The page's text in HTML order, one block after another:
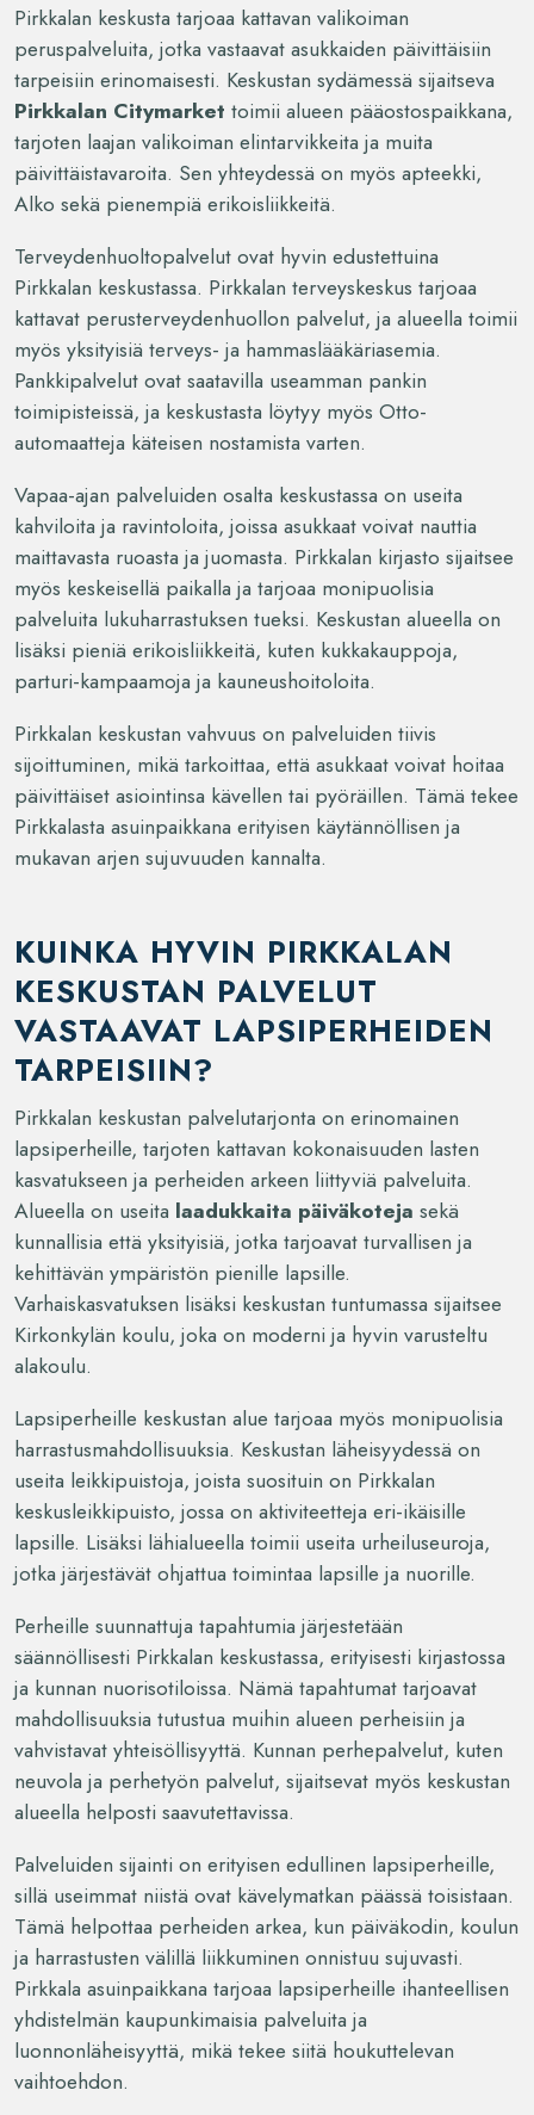
Pirkkalan keskusta tarjoaa kattavan valikoiman
peruspalveluita, jotka vastaavat asukkaiden päivittäisiin
tarpeisiin erinomaisesti. Keskustan sydämessä sijaitseva
Pirkkalan Citymarket toimii alueen pääostospaikkana,
tarjoten laajan valikoiman elintarvikkeita ja muita
päivittäistavaroita. Sen yhteydessä on myös apteekki,
Alko sekä pienempiä erikoisliikkeitä.
Terveydenhuoltopalvelut ovat hyvin edustettuina
Pirkkalan keskustassa. Pirkkalan terveyskeskus tarjoaa
kattavat perusterveydenhuollon palvelut, ja alueella toimii
myös yksityisiä terveys- ja hammaslääkäriasemia.
Pankkipalvelut ovat saatavilla useamman pankin
toimipisteissä, ja keskustasta löytyy myös Otto-
automaatteja käteisen nostamista varten.
Vapaa-ajan palveluiden osalta keskustassa on useita
kahviloita ja ravintoloita, joissa asukkaat voivat nauttia
maittavasta ruoasta ja juomasta. Pirkkalan kirjasto sijaitsee
myös keskeisellä paikalla ja tarjoaa monipuolisia
palveluita lukuharrastuksen tueksi. Keskustan alueella on
lisäksi pieniä erikoisliikkeitä, kuten kukkakauppoja,
parturi-kampaamoja ja kauneushoitoloita.
Pirkkalan keskustan vahvuus on palveluiden tiivis
sijoittuminen, mikä tarkoittaa, että asukkaat voivat hoitaa
päivittäiset asiointinsa kävellen tai pyöräillen. Tämä tekee
Pirkkalasta asuinpaikkana erityisen käytännöllisen ja
mukavan arjen sujuvuuden kannalta.
KUINKA HYVIN PIRKKALAN
KESKUSTAN PALVELUT
VASTAAVAT LAPSIPERHEIDEN
TARPEISIIN?
Pirkkalan keskustan palvelutarjonta on erinomainen
lapsiperheille, tarjoten kattavan kokonaisuuden lasten
kasvatukseen ja perheiden arkeen liittyviä palveluita.
Alueella on useita laadukkaita päiväkoteja sekä
kunnallisia että yksityisiä, jotka tarjoavat turvallisen ja
kehittävän ympäristön pienille lapsille.
Varhaiskasvatuksen lisäksi keskustan tuntumassa sijaitsee
Kirkonkylän koulu, joka on moderni ja hyvin varusteltu
alakoulu.
Lapsiperheille keskustan alue tarjoaa myös monipuolisia
harrastusmahdollisuuksia. Keskustan läheisyydessä on
useita leikkipuistoja, joista suosituin on Pirkkalan
keskusleikkipuisto, jossa on aktiviteetteja eri-ikäisille
lapsille. Lisäksi lähialueella toimii useita urheiluseuroja,
jotka järjestävät ohjattua toimintaa lapsille ja nuorille.
Perheille suunnattuja tapahtumia järjestetään
säännöllisesti Pirkkalan keskustassa, erityisesti kirjastossa
ja kunnan nuorisotiloissa. Nämä tapahtumat tarjoavat
mahdollisuuksia tutustua muihin alueen perheisiin ja
vahvistavat yhteisöllisyyttä. Kunnan perhepalvelut, kuten
neuvola ja perhetyön palvelut, sijaitsevat myös keskustan
alueella helposti saavutettavissa.
Palveluiden sijainti on erityisen edullinen lapsiperheille,
sillä useimmat niistä ovat kävelymatkan päässä toisistaan.
Tämä helpottaa perheiden arkea, kun päiväkodin, koulun
ja harrastusten välillä liikkuminen onnistuu sujuvasti.
Pirkkala asuinpaikkana tarjoaa lapsiperheille ihanteellisen
yhdistelmän kaupunkimaisia palveluita ja
luonnonläheisyyttä, mikä tekee siitä houkuttelevan
vaihtoehdon.